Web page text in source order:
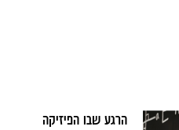
הרגע שבו הפיזיקה